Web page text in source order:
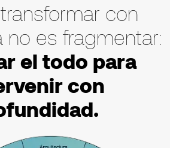
con
no es fragmentar:
el todo para
con